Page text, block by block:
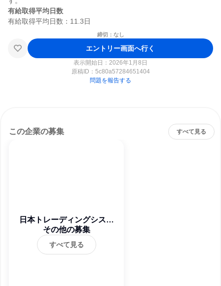
有給取得平均日数
締切：なし
エントリー画面へ行く
表示開始日：2026年1月8日
原稿ID： 5c80a57284651404
問題を報告する
この企業の募集 すべて見る
日本トレーディングシステ
ム株式会社
その他の募集
すべて見る